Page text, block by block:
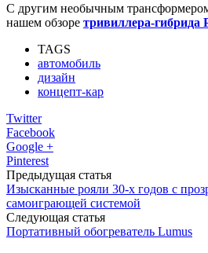
С другим необычным
нашем обзоре тривиллера-гибрида
TAGS
автомобиль
дизайн
концепт-кар
Twitter
Facebook
Google +
Pinterest
Предыдущая статья
Изысканные рояли 30-х годов с
самоиграющей системой
Следующая статья
Портативный обогреватель Lumus